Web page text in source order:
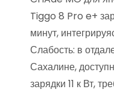
Tiggo 8 Pro e+
минут,
Слабость: в
Сахалине,
зарядки 11 к Вт,